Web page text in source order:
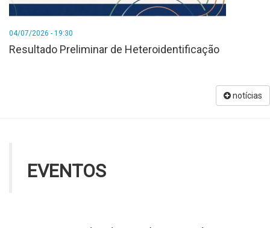
04/07/2026 - 19:30
Resultado Preliminar de Heteroidentificação
notícias
EVENTOS